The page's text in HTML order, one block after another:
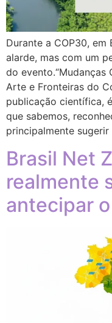
Durante a COP30,
alarde, mas com um
do evento.“Mudanças
Arte e Fronteiras do
publicação científica,
que sabemos,
principalmente
Brasil Net
realmente
antecipar